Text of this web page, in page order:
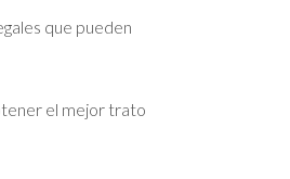
que pueden
el mejor trato